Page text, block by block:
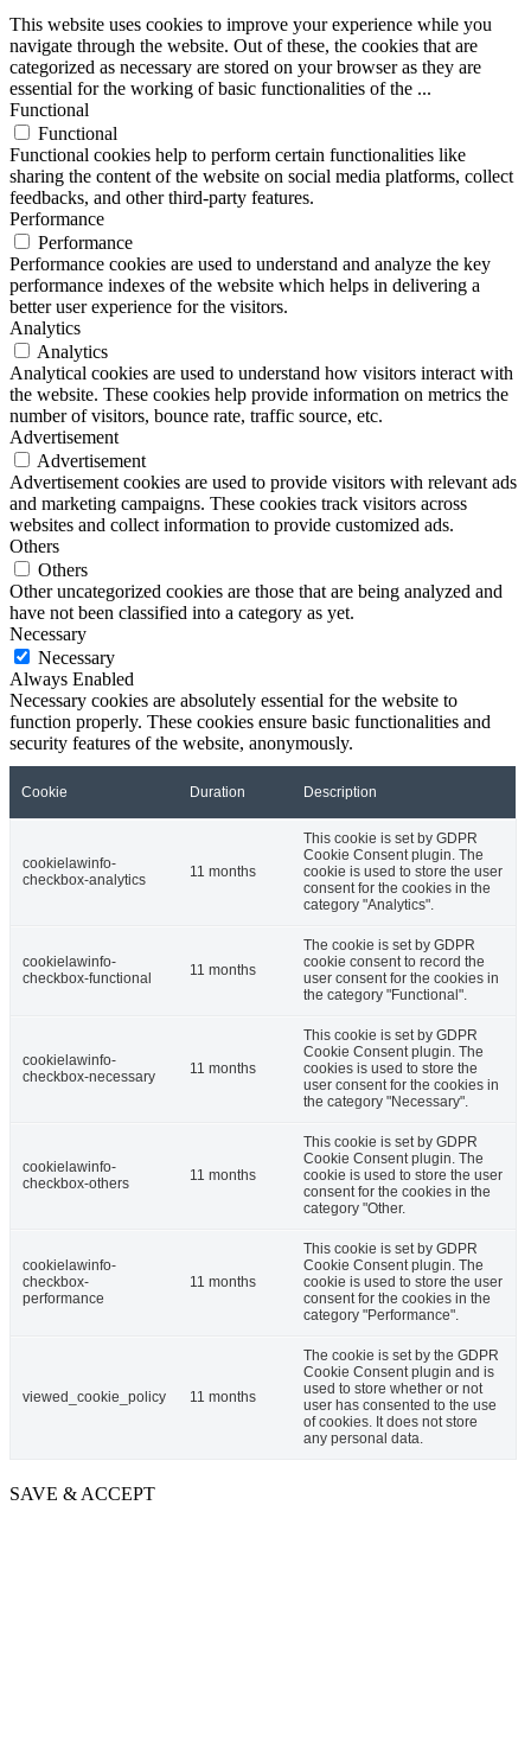
This website uses cookies to improve your experience while you
navigate through the website. Out of these, the cookies that are
categorized as necessary are stored on your browser as they are
essential for the working of basic functionalities of the ...
Functional
Functional
Functional cookies help to perform certain functionalities like
sharing the content of the website on social media platforms, collect
feedbacks, and other third-party features.
Performance
Performance
Performance cookies are used to understand and analyze the key
performance indexes of the website which helps in delivering a
better user experience for the visitors.
Analytics
Analytics
Analytical cookies are used to understand how visitors interact with
the website. These cookies help provide information on metrics the
number of visitors, bounce rate, traffic source, etc.
Advertisement
Advertisement
Advertisement cookies are used to provide visitors with relevant ads
and marketing campaigns. These cookies track visitors across
websites and collect information to provide customized ads.
Others
Others
Other uncategorized cookies are those that are being analyzed and
have not been classified into a category as yet.
Necessary
Necessary
Always Enabled
Necessary cookies are absolutely essential for the website to
function properly. These cookies ensure basic functionalities and
security features of the website, anonymously.
Cookie Duration Description
cookielawinfo-
checkbox-analytics
11 months
This cookie is set by GDPR
Cookie Consent plugin. The
cookie is used to store the user
consent for the cookies in the
category "Analytics".
cookielawinfo-
checkbox-functional
11 months
The cookie is set by GDPR
cookie consent to record the
user consent for the cookies in
the category "Functional".
cookielawinfo-
checkbox-necessary
11 months
This cookie is set by GDPR
Cookie Consent plugin. The
cookies is used to store the
user consent for the cookies in
the category "Necessary".
cookielawinfo-
checkbox-others
11 months
This cookie is set by GDPR
Cookie Consent plugin. The
cookie is used to store the user
consent for the cookies in the
category "Other.
cookielawinfo-
checkbox-
performance
11 months
This cookie is set by GDPR
Cookie Consent plugin. The
cookie is used to store the user
consent for the cookies in the
category "Performance".
viewed_cookie_policy 11 months
The cookie is set by the GDPR
Cookie Consent plugin and is
used to store whether or not
user has consented to the use
of cookies. It does not store
any personal data.
SAVE & ACCEPT